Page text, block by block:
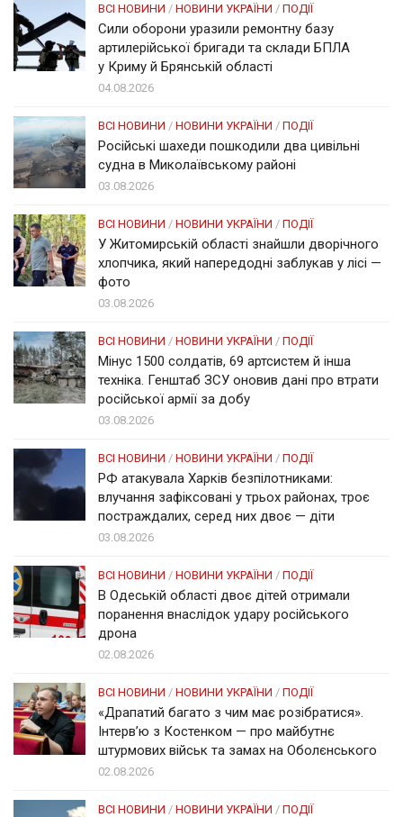
ВСІ НОВИНИ / НОВИНИ УКРАЇНИ / ПОДІЇ
Сили оборони уразили ремонтну базу
артилерійської бригади та склади БПЛА
у Криму й Брянській області
04.08.2026
ВСІ НОВИНИ / НОВИНИ УКРАЇНИ / ПОДІЇ
Російські шахеди пошкодили два цивільні
судна в Миколаївському районі
03.08.2026
ВСІ НОВИНИ / НОВИНИ УКРАЇНИ / ПОДІЇ
У Житомирській області знайшли дворічного
хлопчика, який напередодні заблукав у лісі —
фото
03.08.2026
ВСІ НОВИНИ / НОВИНИ УКРАЇНИ / ПОДІЇ
Мінус 1500 солдатів, 69 артсистем й інша
техніка. Генштаб ЗСУ оновив дані про втрати
російської армії за добу
03.08.2026
ВСІ НОВИНИ / НОВИНИ УКРАЇНИ / ПОДІЇ
РФ атакувала Харків безпілотниками:
влучання зафіксовані у трьох районах, троє
постраждалих, серед них двоє — діти
03.08.2026
ВСІ НОВИНИ / НОВИНИ УКРАЇНИ / ПОДІЇ
В Одеській області двоє дітей отримали
поранення внаслідок удару російського
дрона
02.08.2026
ВСІ НОВИНИ / НОВИНИ УКРАЇНИ / ПОДІЇ
«Драпатий багато з чим має розібратися».
Інтерв’ю з Костенком — про майбутнє
штурмових військ та замах на Оболєнського
02.08.2026
ВСІ НОВИНИ / НОВИНИ УКРАЇНИ / ПОДІЇ